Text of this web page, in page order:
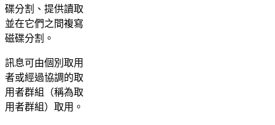
碟分割、提供讀取
並在它們之間複寫
磁碟分割。
訊息可由個別取用
者或經過協調的取
用者群組（稱為取
用者群組）取用。